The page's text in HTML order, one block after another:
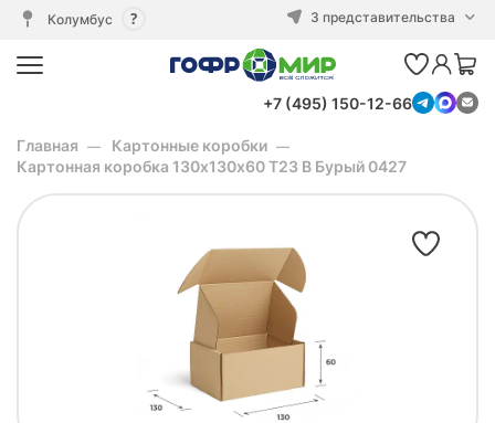
Колумбус 3 представительства
+7 (495) 150-12-66
Главная
Картонные коробки
Картонная коробка 130х130х60 Т23 B Бурый 0427